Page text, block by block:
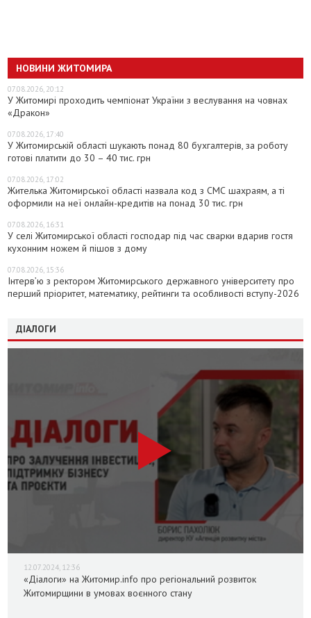
НОВИНИ ЖИТОМИРА
07.08.2026, 20:12
У Житомирі проходить чемпіонат України з веслування на човнах
«Дракон»
07.08.2026, 17:40
У Житомирській області шукають понад 80 бухгалтерів, за роботу
готові платити до 30 – 40 тис. грн
07.08.2026, 17:02
Жителька Житомирської області назвала код з СМС шахраям, а ті
оформили на неї онлайн-кредитів на понад 30 тис. грн
07.08.2026, 16:31
У селі Житомирської області господар під час сварки вдарив гостя
кухонним ножем й пішов з дому
07.08.2026, 15:36
Інтерв’ю з ректором Житомирського державного університету про
перший пріоритет, математику, рейтинги та особливості вступу-2026
ДІАЛОГИ
12.07.2024, 12:36
«Діалоги» на Житомир.info про регіональний розвиток
Житомирщини в умовах воєнного стану